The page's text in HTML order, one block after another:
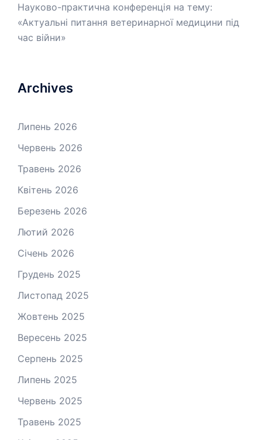
Науково-практична конференція на тему:
«Актуальні питання ветеринарної медицини під
час війни»
Archives
Липень 2026
Червень 2026
Травень 2026
Квітень 2026
Березень 2026
Лютий 2026
Січень 2026
Грудень 2025
Листопад 2025
Жовтень 2025
Вересень 2025
Серпень 2025
Липень 2025
Червень 2025
Травень 2025